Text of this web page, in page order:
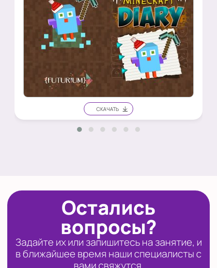
Остались
вопросы?
Задайте их или запишитесь на занятие, и
в ближайшее время наши специалисты с